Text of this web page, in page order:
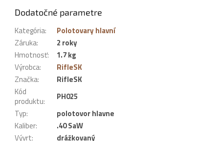
Dodatočné parametre
Kategória:
Polotovary hlavní
Záruka:
2 roky
Hmotnosť:
1.7 kg
Výrobca:
RifleSK
Značka:
RifleSK
Kód
produktu:
PH025
Typ:
polotovor hlavne
Kaliber:
.40 SaW
Vývrt:
drážkovaný